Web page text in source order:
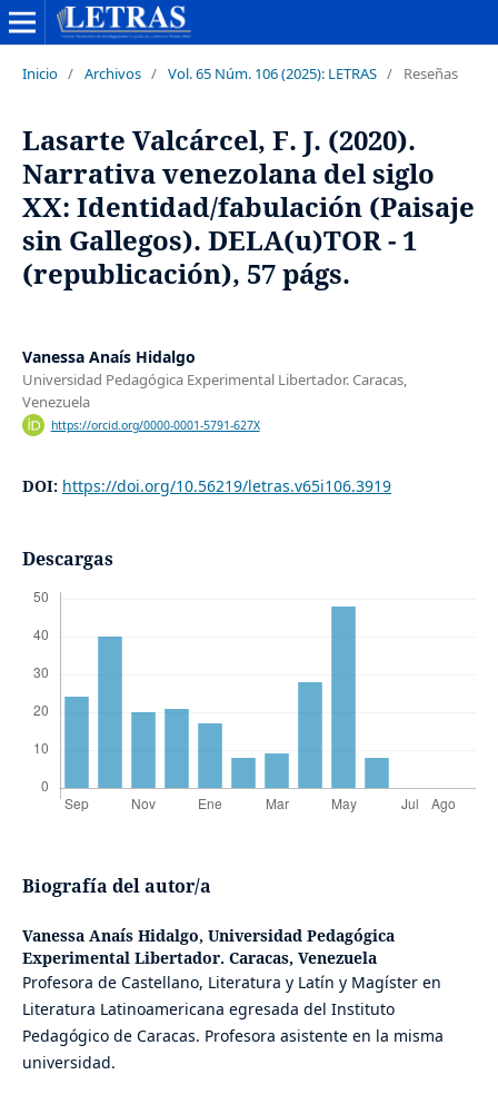
Inicio / Archivos / Vol. 65 Núm. 106 (2025): LETRAS / Reseñas
Lasarte Valcárcel, F. J. (2020).
Narrativa venezolana del siglo
XX: Identidad/fabulación (Paisaje
sin Gallegos). DELA(u)TOR - 1
(republicación), 57 págs.
Vanessa Anaís Hidalgo
Universidad Pedagógica Experimental Libertador. Caracas,
Venezuela
https://orcid.org/0000-0001-5791-627X
DOI: https://doi.org/10.56219/letras.v65i106.3919
Descargas
Biografía del autor/a
Vanessa Anaís Hidalgo, Universidad Pedagógica
Experimental Libertador. Caracas, Venezuela
Profesora de Castellano, Literatura y Latín y Magíster en
Literatura Latinoamericana egresada del Instituto
Pedagógico de Caracas. Profesora asistente en la misma
universidad.